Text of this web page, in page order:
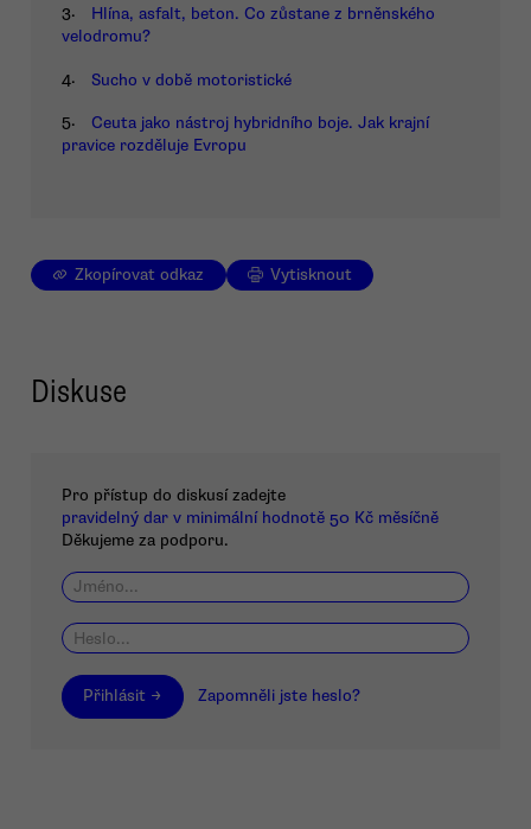
3.
Hlína, asfalt, beton. Co zůstane z brněnského
velodromu?
4. Sucho v době motoristické
5.
Ceuta jako nástroj hybridního boje. Jak krajní
pravice rozděluje Evropu
Zkopírovat odkaz Vytisknout
Diskuse
Pro přístup do diskusí zadejte
pravidelný dar v minimální hodnotě 50 Kč měsíčně
Děkujeme za podporu.
Přihlásit → Zapomněli jste heslo?